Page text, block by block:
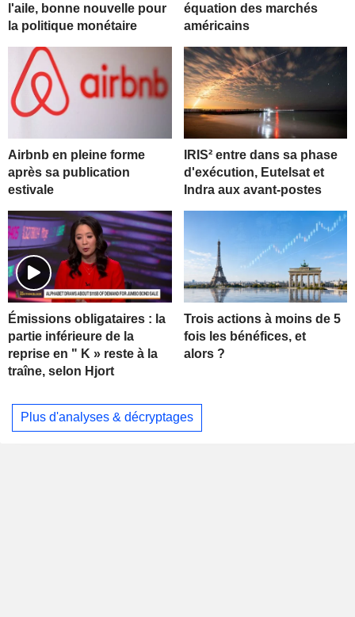
l'aile, bonne nouvelle pour
la politique monétaire
équation des marchés
américains
Airbnb en pleine forme
après sa publication
estivale
IRIS² entre dans sa phase
d'exécution, Eutelsat et
Indra aux avant-postes
Émissions obligataires : la
partie inférieure de la
reprise en " K » reste à la
traîne, selon Hjort
Trois actions à moins de 5
fois les bénéfices, et
alors ?
Plus d'analyses & décryptages